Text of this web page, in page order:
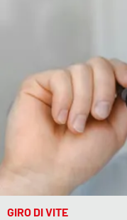
GIRO DI VITE